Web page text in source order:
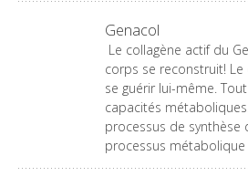
Genacol
Le collagène actif du
corps se reconstruit!
se guérir lui-même.
capacités
processus de synthèse
processus